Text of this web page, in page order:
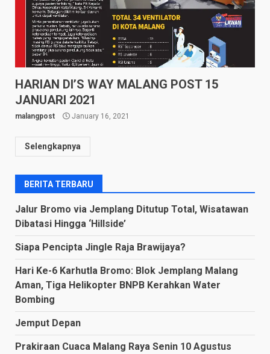
HARIAN DI’S WAY MALANG POST 15
JANUARI 2021
malangpost January 16, 2021
Selengkapnya
BERITA TERBARU
Jalur Bromo via Jemplang Ditutup Total, Wisatawan
Dibatasi Hingga ‘Hillside’
Siapa Pencipta Jingle Raja Brawijaya?
Hari Ke-6 Karhutla Bromo: Blok Jemplang Malang
Aman, Tiga Helikopter BNPB Kerahkan Water
Bombing
Jemput Depan
Prakiraan Cuaca Malang Raya Senin 10 Agustus